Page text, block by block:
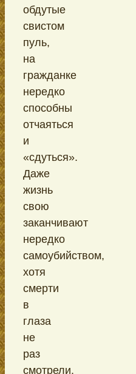
обдутые
свистом
пуль,
на
гражданке
нередко
способны
отчаяться
и
«сдуться».
Даже
жизнь
свою
заканчивают
нередко
самоубийством,
хотя
смерти
в
глаза
не
раз
смотрели.